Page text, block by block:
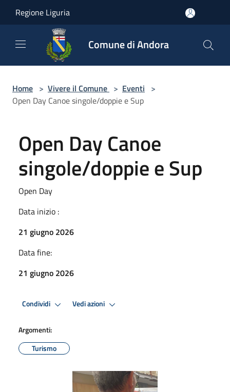
Regione Liguria
Comune di Andora
Home > Vivere il Comune > Eventi >
Open Day Canoe singole/doppie e Sup
Open Day Canoe
singole/doppie e Sup
Open Day
Data inizio :
21 giugno 2026
Data fine:
21 giugno 2026
Condividi Vedi azioni
Argomenti:
Turismo